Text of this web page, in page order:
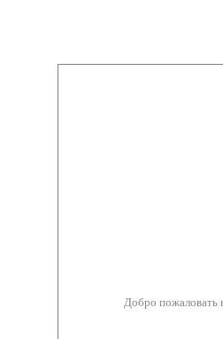
Добро пожаловать